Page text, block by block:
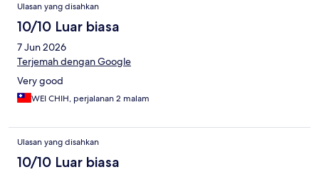
Ulasan yang disahkan
10/10 Luar biasa
7 Jun 2026
Terjemah dengan Google
Very good
WEI CHIH, perjalanan 2 malam
Ulasan yang disahkan
10/10 Luar biasa